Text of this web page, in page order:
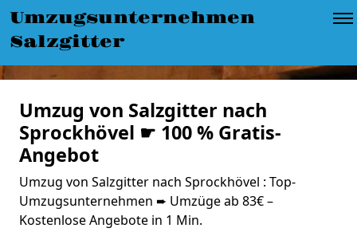
Umzugsunternehmen
Salzgitter
Umzug von Salzgitter nach
Sprockhövel ☛ 100 % Gratis-
Angebot
Umzug von Salzgitter nach Sprockhövel : Top-
Umzugsunternehmen ➨ Umzüge ab 83€ –
Kostenlose Angebote in 1 Min.